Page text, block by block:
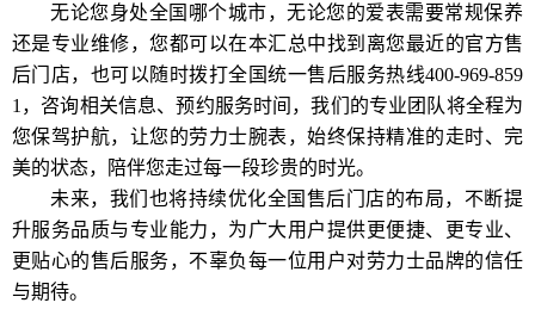
无论您身处全国哪个城市，无论您的爱表需要常规保养
还是专业维修，您都可以在本汇总中找到离您最近的官方售
后门店，也可以随时拨打全国统一售后服务热线400-969-859
1，咨询相关信息、预约服务时间，我们的专业团队将全程为
您保驾护航，让您的劳力士腕表，始终保持精准的走时、完
美的状态，陪伴您走过每一段珍贵的时光。
未来，我们也将持续优化全国售后门店的布局，不断提
升服务品质与专业能力，为广大用户提供更便捷、更专业、
更贴心的售后服务，不辜负每一位用户对劳力士品牌的信任
与期待。